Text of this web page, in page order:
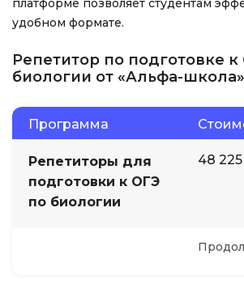
платформе позволяет студентам
удобном формате.
Репетитор по подготовке к
биологии от «Альфа-школа»
Программа
Репетиторы для
подготовки к ОГЭ
по биологии
48